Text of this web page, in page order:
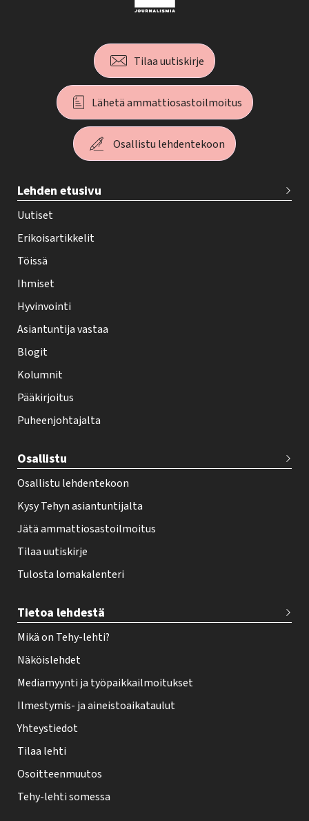
Tilaa uutiskirje
Lähetä ammattiosastoilmoitus
Osallistu lehdentekoon
e
h
y
-
e
h
t
i
f
o
t
r
Lehden etusivu
Uutiset
Erikoisartikkelit
Töissä
Ihmiset
Hyvinvointi
Asiantuntija vastaa
Blogit
Kolumnit
Pääkirjoitus
Puheenjohtajalta
Osallistu
Osallistu lehdentekoon
Kysy Tehyn asiantuntijalta
Jätä ammattiosastoilmoitus
Tilaa uutiskirje
Tulosta lomakalenteri
Tietoa lehdestä
Mikä on Tehy-lehti?
Näköislehdet
Mediamyynti ja työpaikkailmoitukset
Ilmestymis- ja aineistoaikataulut
Yhteystiedot
Tilaa lehti
Osoitteenmuutos
Tehy-lehti somessa